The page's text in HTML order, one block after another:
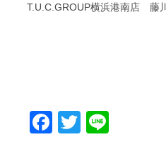
T.U.C.GROUP横浜港南店 藤川
Facebook
Twitter